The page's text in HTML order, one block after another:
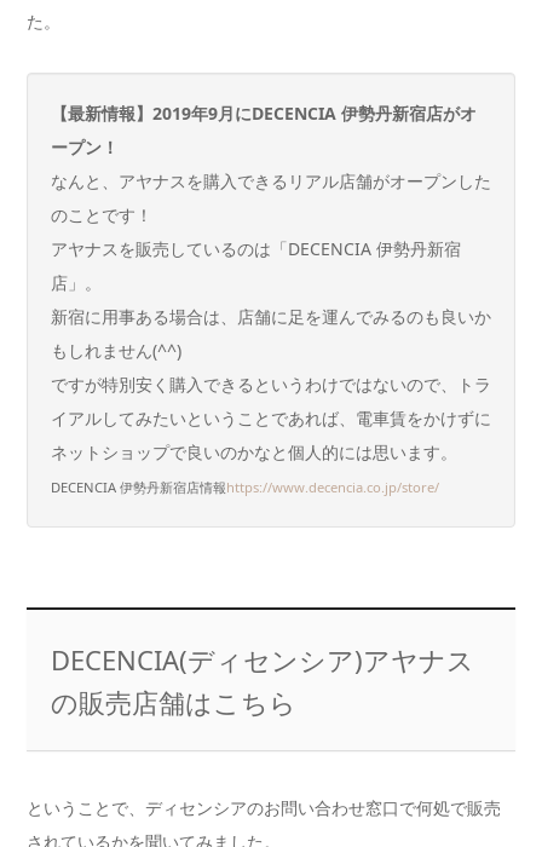
た。
【最新情報】2019年9月にDECENCIA 伊勢丹新宿店がオ
ープン！
なんと、アヤナスを購入できるリアル店舗がオープンした
のことです！
アヤナスを販売しているのは「DECENCIA 伊勢丹新宿
店」。
新宿に用事ある場合は、店舗に足を運んでみるのも良いか
もしれません(^^)
ですが特別安く購入できるというわけではないので、トラ
イアルしてみたいということであれば、電車賃をかけずに
ネットショップで良いのかなと個人的には思います。
DECENCIA 伊勢丹新宿店情報https://www.decencia.co.jp/store/
DECENCIA(ディセンシア)アヤナス
の販売店舗はこちら
ということで、ディセンシアのお問い合わせ窓口で何処で販売
されているかを聞いてみました。